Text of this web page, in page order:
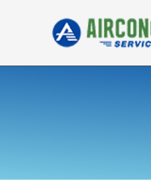
キ